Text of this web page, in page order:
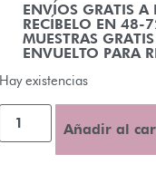
ENVÍOS GRATIS A
RECÍBELO EN 48-
MUESTRAS
ENVUELTO PARA
Hay existencias
Añadir al